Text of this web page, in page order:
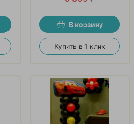
В корзину
Купить в 1 клик